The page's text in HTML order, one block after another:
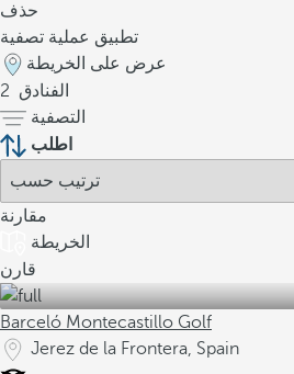
حذف
تطبيق عملية تصفية
عرض على الخريطة
2 الفنادق
التصفية
اطلب
مقارنة
الخريطة
قارن
Barceló Montecastillo Golf
Jerez de la Frontera, Spain